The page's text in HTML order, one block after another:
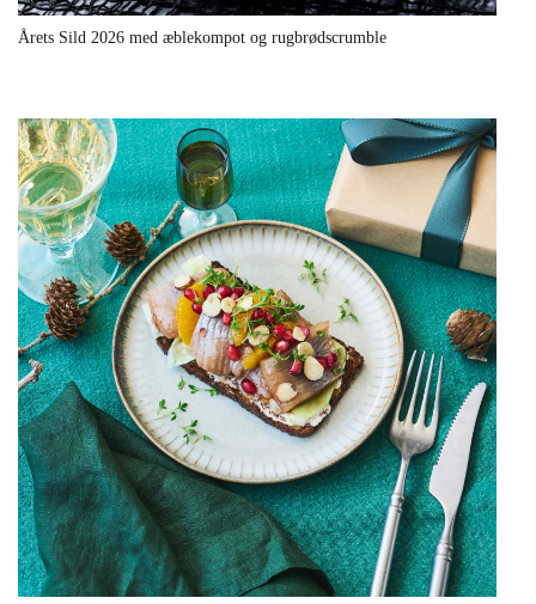
Årets Sild 2026 med æblekompot og rugbrødscrumble